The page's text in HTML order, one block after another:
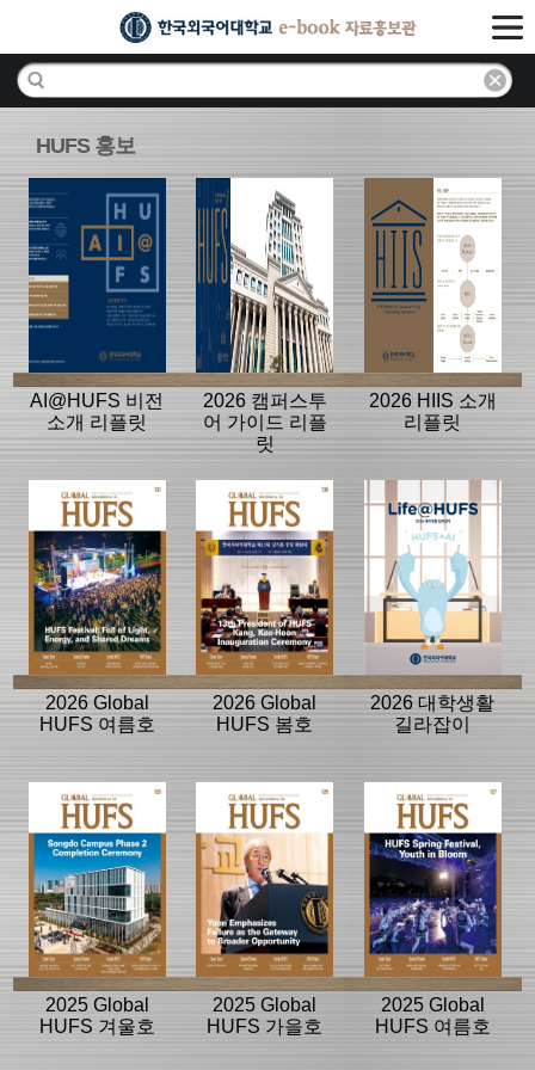
HUFS 홍보
AI@HUFS 비전
소개 리플릿
2026 캠퍼스투
어 가이드 리플
릿
2026 HIIS 소개
리플릿
2026 Global
HUFS 여름호
2026 Global
HUFS 봄호
2026 대학생활
길라잡이
2025 Global
HUFS 겨울호
2025 Global
HUFS 가을호
2025 Global
HUFS 여름호